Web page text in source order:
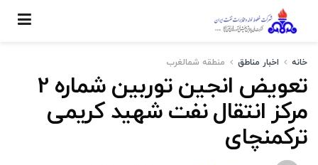
خانه اخبار مناطق منطقه شمالغرب
تعویض انجین توربین شماره 2
مرکز انتقال نفت شهید کریمی
ترکمنچای